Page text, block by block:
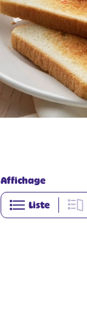
Affichage
Liste